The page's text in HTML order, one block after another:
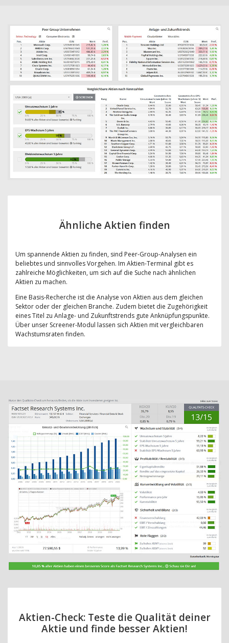
Ähnliche Aktien finden
Um spannende Aktien zu finden, sind Peer-Group-Analysen ein
beliebtes und sinnvolles Vorgehen. Im Aktien-Terminal gibt es
zahlreiche Möglichkeiten, um sich auf die Suche nach ähnlichen
Aktien zu machen.
Eine Basis-Recherche ist die Analyse von Aktien aus dem gleichen
Sektor oder der gleichen Branche. Zudem bietet die Zugehörigkeit
eines Titel zu Anlage- und Zukunftstrends gute Anknüpfungspunkte.
Über unser Screener-Modul lassen sich Aktien mit vergleichbaren
Wachstumsraten finden.
Aktien-Check: Teste die Qualität deiner
Aktie und finde besser Aktien!